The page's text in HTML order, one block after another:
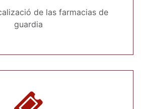
de las farmacias de
guardia